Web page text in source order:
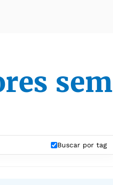
sem
Buscar por tag